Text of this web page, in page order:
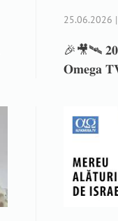
25.06.2026
🎉🎥🛰️ 𝟐𝟎
𝐎𝐦𝐞𝐠𝐚